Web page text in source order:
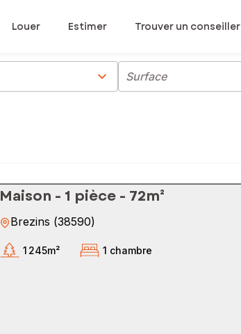
Louer Estimer Trouver un conseiller
chevron_right Surface
Maison - 1 pièce - 72m²
Brezins (38590)
1 245m² 1 chambre